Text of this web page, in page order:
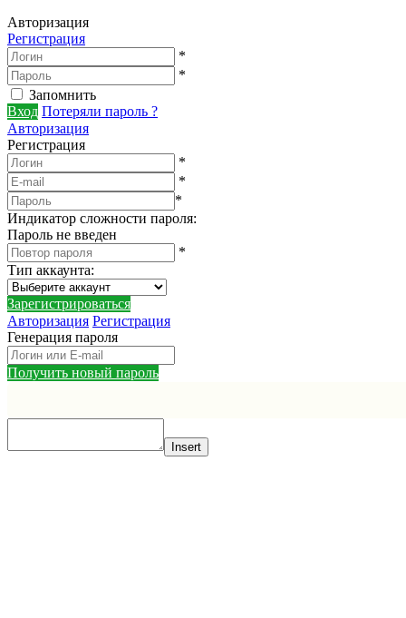
Авторизация
Регистрация
*
*
Запомнить
Вход Потеряли пароль ?
Авторизация
Регистрация
*
*
*
Индикатор сложности пароля:
Пароль не введен
*
Тип аккаунта:
Зарегистрироваться
Авторизация Регистрация
Генерация пароля
Получить новый пароль
Insert